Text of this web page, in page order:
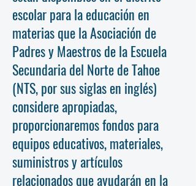
escolar para la educación en
materias que la Asociación de
Padres y Maestros de la Escuela
Secundaria del Norte de Tahoe
(NTS, por sus siglas en inglés)
considere apropiadas,
proporcionaremos fondos para
equipos educativos, materiales,
suministros y artículos
relacionados que ayudarán en la